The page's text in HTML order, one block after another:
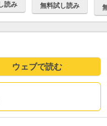
読み 無料試し読み
ウェブで読む